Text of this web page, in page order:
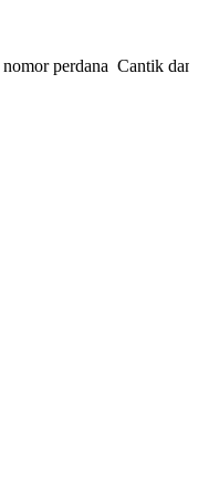
perdana Cantik dan Unik -